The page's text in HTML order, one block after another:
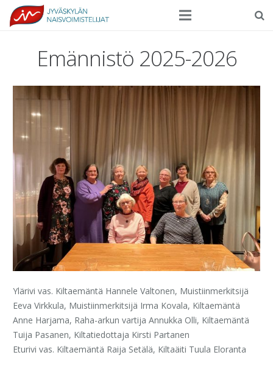
Harrasteliikunta
Kilpaurheilu
Tapahtumat
Ilmoittautuminen
Yhteystiedot
Emännistö 2025-2026
Ylärivi vas. Kiltaemäntä Hannele Valtonen, Muistiinmerkitsijä
Eeva Virkkula, Muistiinmerkitsijä Irma Kovala, Kiltaemäntä
Anne Harjama, Raha-arkun vartija Annukka Olli, Kiltaemäntä
Tuija Pasanen, Kiltatiedottaja Kirsti Partanen
Eturivi vas. Kiltaemäntä Raija Setälä, Kiltaäiti Tuula Eloranta